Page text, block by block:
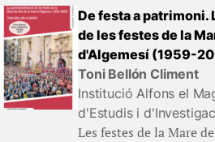
De festa a
de les festes de la
d'Algemesí (1959-
Toni Bellón Climent
Institució Alfons el
d'Estudis i
Les festes de la Mare